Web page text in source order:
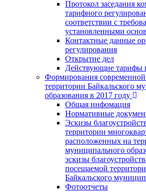
Протокол заседания
тарифного
соответствии с
установленными
Контактные данные
регулирования
Открытие дел
Действующие тарифы
Формирования современной
территории Байкальского
образования в 2017 году
Общая инфомация
Нормативные
Эскизы
территории
расположенных на
муниципального
эскизы
посещаемой
Байкальского
Фотоотчеты